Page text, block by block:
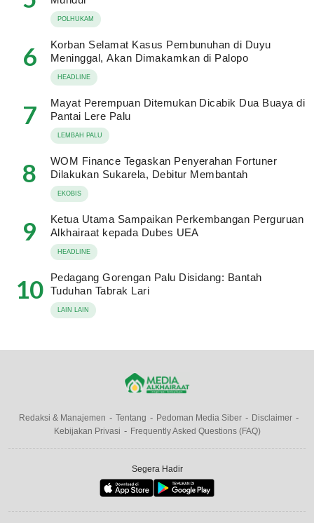
POLHUKAM
6
Korban Selamat Kasus Pembunuhan di Duyu
Meninggal, Akan Dimakamkan di Palopo
HEADLINE
7
Mayat Perempuan Ditemukan Dicabik Dua Buaya di
Pantai Lere Palu
LEMBAH PALU
8
WOM Finance Tegaskan Penyerahan Fortuner
Dilakukan Sukarela, Debitur Membantah
EKOBIS
9
Ketua Utama Sampaikan Perkembangan Perguruan
Alkhairaat kepada Dubes UEA
HEADLINE
10
Pedagang Gorengan Palu Disidang: Bantah
Tuduhan Tabrak Lari
LAIN LAIN
Redaksi & Manajemen Tentang Pedoman Media Siber
Disclaimer
Kebijakan Privasi
Frequently Asked Questions (FAQ)
Segera Hadir